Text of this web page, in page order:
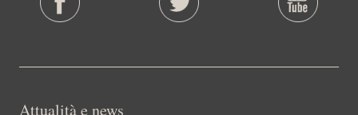
Attualità e news